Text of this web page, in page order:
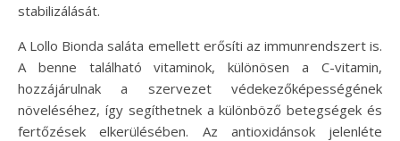
stabilizálását.
A Lollo Bionda saláta emellett erősíti az immunrendszert is.
A benne található vitaminok, különösen a C-vitamin,
hozzájárulnak a szervezet védekezőképességének
növeléséhez, így segíthetnek a különböző betegségek és
fertőzések elkerülésében. Az antioxidánsok jelenléte